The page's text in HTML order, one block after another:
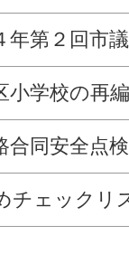
年第２回市
小学校の再
合同安全点
チェック